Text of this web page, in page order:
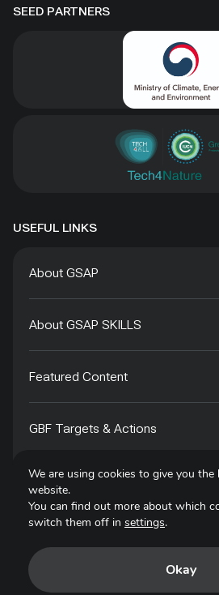
SEED PARTNERS
USEFUL LINKS
About GSAP
About GSAP SKILLS
Featured Content
GBF Targets & Actions
Tech4Species
We are using cookies to give you the
website.
You can find out more about which
switch them off in settings.
Okay